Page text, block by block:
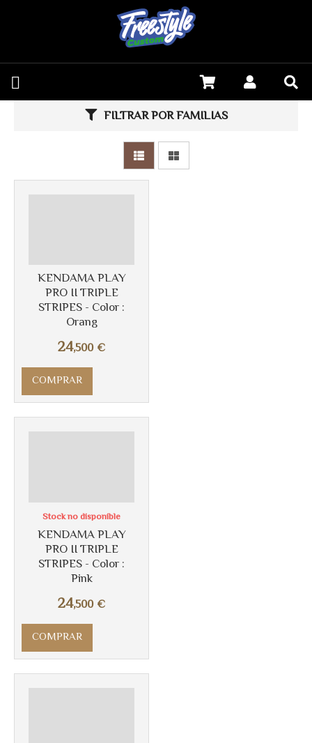
FILTRAR POR FAMILIAS
KENDAMA PLAY
PRO II TRIPLE
STRIPES - Color :
Orang
24,500 €
COMPRAR
KENDAMA PLAY
PRO II TRIPLE
STRIPES - Color :
Pink
24,500 €
Stock no disponible
COMPRAR
Más info
Más info